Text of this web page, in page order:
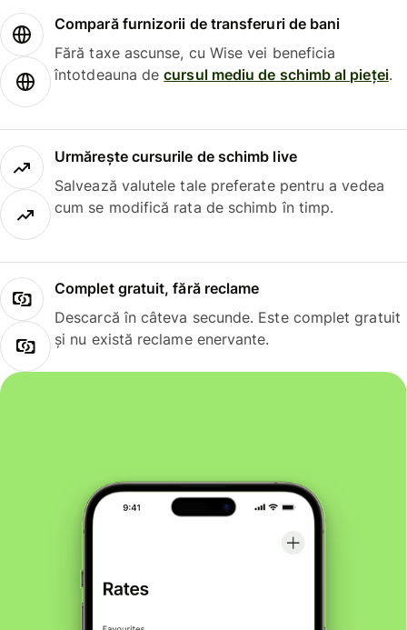
Compară furnizorii de transferuri de bani
Fără taxe ascunse, cu Wise vei beneficia
întotdeauna decursul mediu de schimb al pieței.
Urmărește cursurile de schimb live
Salvează valutele tale preferate pentru a vedea
cum se modifică rata de schimb în timp.
Complet gratuit, fără reclame
Descarcă în câteva secunde. Este complet gratuit
și nu există reclame enervante.